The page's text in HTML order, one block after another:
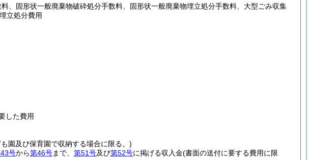
、固形状一般廃棄物破砕処分手数料、固形状一般廃棄物埋立処分手数料、大型ごみ収集
立処分費用
した費用
園及び保育園で収納する場合に限る。)
号から第46号まで、 第51号及び第52号に掲げる収入金(書面の送付に要する費用に限